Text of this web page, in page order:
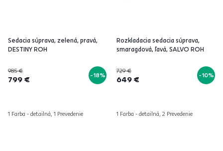
Sedacia súprava, zelená, pravá,
DESTINY ROH
985 €
799 € -18%
1 Farba - detailná, 1 Prevedenie
Rozkladacia sedacia súprava,
smaragdová, ľavá, SALVO ROH
729 €
649 € -10%
1 Farba - detailná, 2 Prevedenie